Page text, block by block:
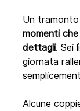
Un tramonto
momenti
dettagli. Sei
giornata
Alcune